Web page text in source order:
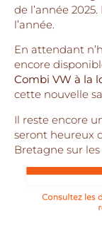
de l’année
l’année.
En attendant
encore
Combi VW à la
cette nouvelle
Il reste encore
seront heureux
Bretagne sur